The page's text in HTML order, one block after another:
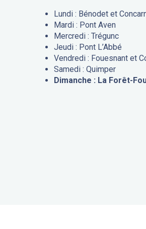
Lundi : Bénodet et
Mardi : Pont Aven
Mercredi : Trégunc
Jeudi : Pont L’Abbé
Vendredi : Fouesnant et
Samedi : Quimper
Dimanche : La Forêt-